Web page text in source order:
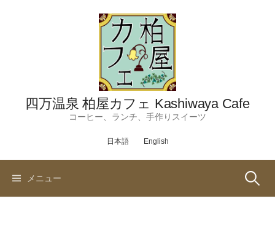
四万温泉 柏屋カフェ Kashiwaya Cafe
コーヒー、ランチ、手作りスイーツ
日本語 English
メニュー 検